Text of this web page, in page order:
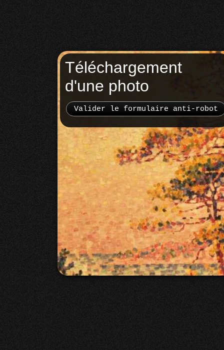
Téléchargement
d'une photo